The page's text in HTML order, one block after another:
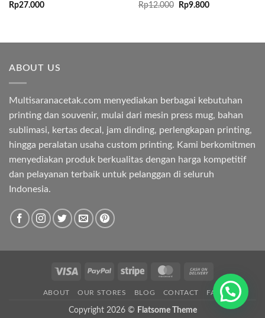
Rp27.000
Rp12.000
Original
Rp9.800Current
ABOUT US
Multisaranacetak.com menyediakan berbagai kebutuhan
printing dan souvenir, mulai dari mesin press mug, bahan
sublimasi, kertas decal, jam dinding, perlengkapan printing,
hingga peralatan usaha custom printing. Kami berkomitmen
menyediakan produk berkualitas dengan harga kompetitif
dan pelayanan terbaik untuk pelanggan di seluruh
Indonesia.
Visa PayPal Stripe MasterCard
On
Delivery
ABOUT OUR STORES BLOG CONTACT FAQ
Copyright 2026 © Flatsome Theme